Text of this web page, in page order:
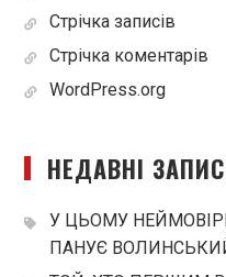
Стрічка записів
Стрічка коментарів
WordPress.org
НЕДАВНІ
У ЦЬОМУ
ПАНУЄ